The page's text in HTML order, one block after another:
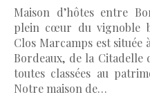
Maison d’hôtes entre
plein cœur du vignoble
Clos Marcamps est située
Bordeaux, de la Citadelle
toutes classées au
Notre maison de…